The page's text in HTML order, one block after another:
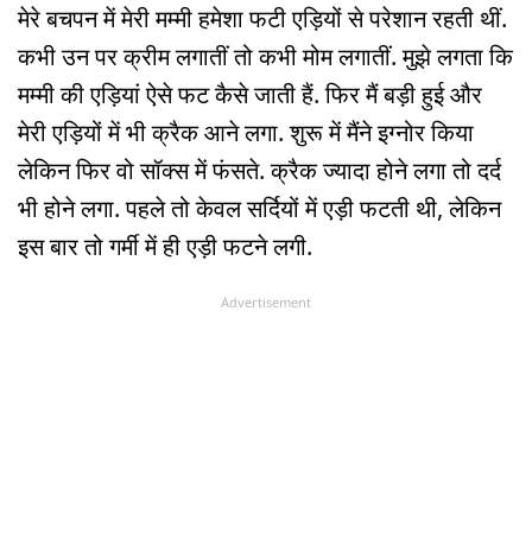
मेरे बचपन में मेरी मम्मी हमेशा फटी एड़ियों से परेशान रहती थीं.
कभी उन पर क्रीम लगातीं तो कभी मोम लगातीं. मुझे लगता कि
मम्मी की एड़ियां ऐसे फट कैसे जाती हैं. फिर मैं बड़ी हुई और
मेरी एड़ियों में भी क्रैक आने लगा. शुरू में मैंने इग्नोर किया
लेकिन फिर वो सॉक्स में फंसते. क्रैक ज्यादा होने लगा तो दर्द
भी होने लगा. पहले तो केवल सर्दियों में एड़ी फटती थी, लेकिन
इस बार तो गर्मी में ही एड़ी फटने लगी.
Advertisement